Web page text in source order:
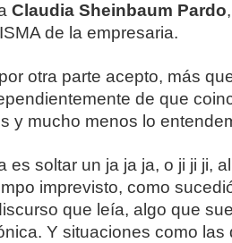
Claudia Sheinbaum Pardo
de la empresaria.
otra parte acepto, más
de que
y mucho menos lo
es soltar un ja ja ja, o ji ji ji,
imprevisto, como
que leía, algo que
Y situaciones como